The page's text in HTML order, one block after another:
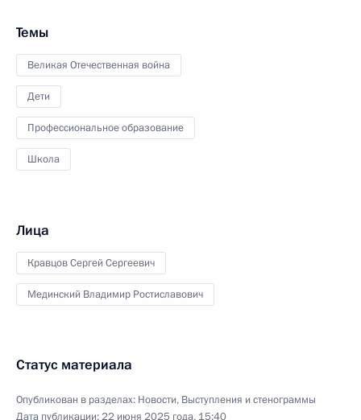
Темы
Великая Отечественная война
Дети
Профессиональное образование
Школа
Лица
Кравцов Сергей Сергеевич
Мединский Владимир Ростиславович
Статус материала
Опубликован в разделах: Новости, Выступления и стенограммы
Дата публикации:22 июня 2025 года, 15:40